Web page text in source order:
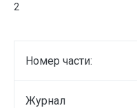
2
Номер части:
Журнал